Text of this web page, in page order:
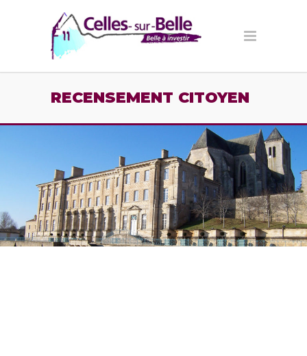
RECENSEMENT CITOYEN